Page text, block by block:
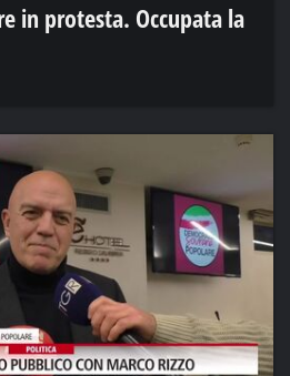
in protesta. Occupata la